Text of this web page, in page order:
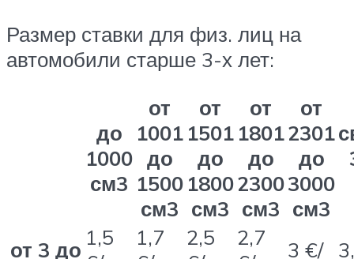
Размер ставки для физ. лиц на
автомобили старше 3-х лет:
до
1000
см3
от
1001
до
1500
см3
от
1501
до
1800
см3
от
1801
до
2300
см3
от
2301
до
3000
см3
от 3 до 1,5
1,7
2,5
2,7
3 €/